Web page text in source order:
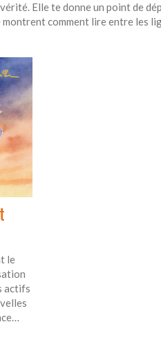
Elle te donne un point de
comment lire entre les
le
actifs